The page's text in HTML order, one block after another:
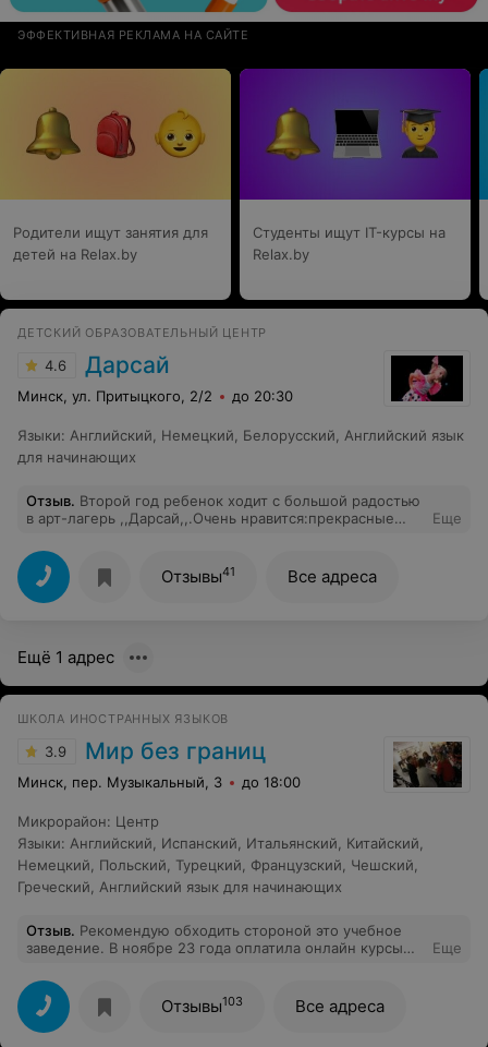
ЭФФЕКТИВНАЯ РЕКЛАМА НА САЙТЕ
Родители ищут занятия для
детей на Relax.by
Студенты ищут IT-курсы на
Relax.by
ДЕТСКИЙ ОБРАЗОВАТЕЛЬНЫЙ ЦЕНТР
4.6 Дарсай
Минск, ул. Притыцкого, 2/2 до 20:30
Языки: Английский Немецкий Белорусский
Английский язык
для начинающих
Отзыв. Второй год ребенок ходит с большой радостью
в арт-лагерь ,,Дарсай,,.Очень нравится:прекрасные
реуомендую родителям и их деткам.
Еще
Отзывы41 Все адреса
Ещё 1 адрес
ШКОЛА ИНОСТРАННЫХ ЯЗЫКОВ
3.9 Мир без границ
Минск, пер. Музыкальный, 3 до 18:00
Микрорайон: Центр
Языки: Английский Испанский Итальянский Китайский
Немецкий
Польский Турецкий Французский Чешский
Греческий
Английский язык для начинающих
Отзыв. Рекомендую обходить стороной это учебное
заведение. В ноябре 23 года оплатила онлайн курсы
неожиданно уволился. На оставшиеся два занятия
"школа" замену не нашла. На связь не выходит. Деньги
не возвращает.
Еще
Отзывы103 Все адреса